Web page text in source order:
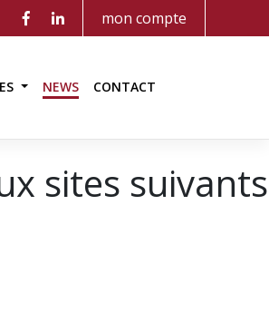
mon compte
NEWS CONTACT
sites